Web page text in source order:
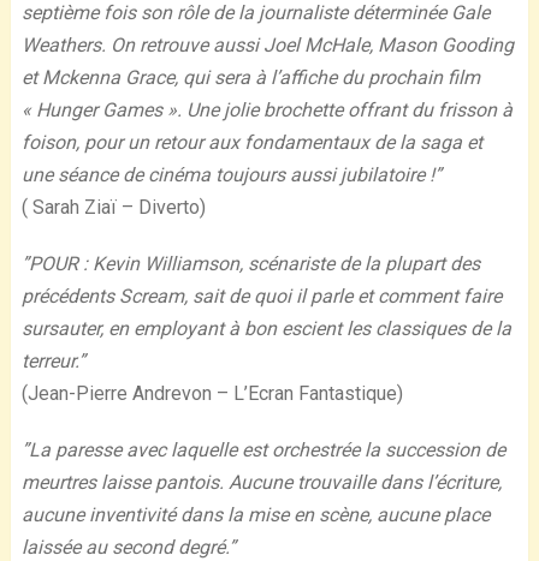
septième fois son rôle de la journaliste déterminée Gale
Weathers. On retrouve aussi Joel McHale, Mason Gooding
et Mckenna Grace, qui sera à l’affiche du prochain film
« Hunger Games ». Une jolie brochette offrant du frisson à
foison, pour un retour aux fondamentaux de la saga et
une séance de cinéma toujours aussi jubilatoire !”
( Sarah Ziaï – Diverto)
”POUR : Kevin Williamson, scénariste de la plupart des
précédents Scream, sait de quoi il parle et comment faire
sursauter, en employant à bon escient les classiques de la
terreur.”
(Jean-Pierre Andrevon – L’Ecran Fantastique)
”La paresse avec laquelle est orchestrée la succession de
meurtres laisse pantois. Aucune trouvaille dans l’écriture,
aucune inventivité dans la mise en scène, aucune place
laissée au second degré.”